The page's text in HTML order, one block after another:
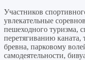
Участников
увлекательные
пешеходного туризма,
перетягиванию
бревна, парковому
самодеятельности,